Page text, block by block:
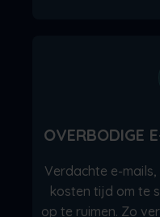
OVERBODIGE
Verdachte e-
kosten tijd om te
op te ruimen. Zo